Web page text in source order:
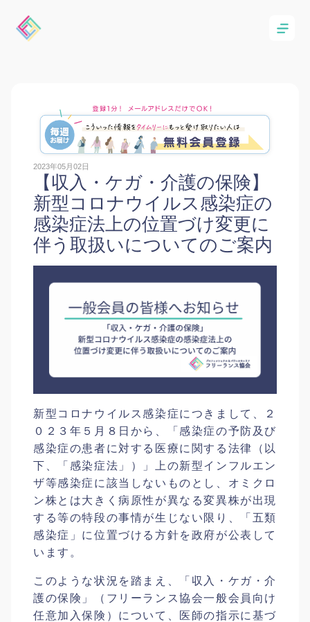
2023年05月02日
【収入・ケガ・介護の保険】
新型コロナウイルス感染症の
感染症法上の位置づけ変更に
伴う取扱いについてのご案内
新型コロナウイルス感染症につきまして、２
０２３年５月８日から、「感染症の予防及び
感染症の患者に対する医療に関する法律（以
下、「感染症法」）」上の新型インフルエン
ザ等感染症に該当しないものとし、オミクロ
ン株とは大きく病原性が異なる変異株が出現
する等の特段の事情が生じない限り、「五類
感染症」に位置づける方針を政府が公表して
います。
このような状況を踏まえ、「収入・ケガ・介
護の保険」（フリーランス協会一般会員向け
任意加入保険）について、医師の指示に基づ